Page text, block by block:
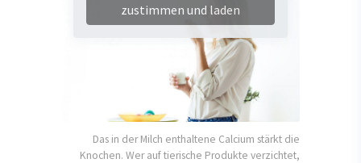
zustimmen und laden
Das in der Milch enthaltene Calcium stärkt die
Knochen. Wer auf tierische Produkte verzichtet,